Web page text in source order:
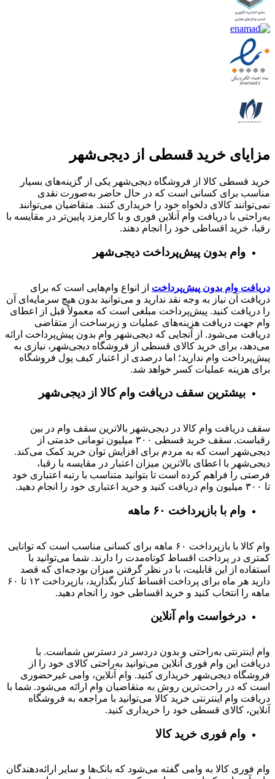
مزایای خرید قسطی از دیجی‌شهر
خرید قسطی کالا از فروشگاه دیجی‌شهر یکی از گزینه‌های بسیار
مناسب برای کسانی است که در حال حاضر به‌صورت نقدی
نمی‌توانند کالای دلخواه خود را خریداری کنند. متقاضیان می‌توانند
به‌راحتی با دریافت وام آنلاین فوری و با کارمزد پایین‌تر در مقایسه با
رقبا، خرید اقساطی خود را انجام دهند.
وام بدون پیش‌پرداخت‌ دیجی‌شهر
دریافت وام بدون پیش‌پرداخت از انواع وام‌هایی است که برای
دریافت آن نیاز به وجه نقد ندارید و می‌توانید بدون هیچ سرمایه‌ای آن
را دریافت کنید. پیش‌پرداخت مبلغی است که معمولاً قبل از اعطای
وام جهت دریافت هزینه‌های عملیات و زیرساخت از متقاضی
دریافت می‌شود. از آنجایی که دیجی‌شهر وام بدون پیش‌پرداخت ارائه
می‌دهد، برای خرید کالای قسطی از فروشگاه دیجی‌شهر، نیازی به
پیش‌پرداخت وام ندارید؛ اما درصدی از اعتبار کیف پول فروشگاه
برای هزینه عملیات کسر خواهد شد.
بیشترین سقف دریافت وام کالا از دیجی‌شهر
سقف دریافت وام کالا در دیجی‌شهر بالاترین سقف وام در بین
رقباست. سقف خرید قسطی ۳۰۰ میلیون تومانی خدمتی از
دیجی‌شهر است که به مردم برای افزایش توان خرید کمک می‌کند.
دیجی‌شهر با اعطای بالاترین میزان اعتبار در مقایسه با رقبا،
فرصتی را فراهم کرده است تا بتوانید متناسب با رتبه اعتباری خود
تا ۳۰۰ میلیون وام دریافت کنید و خرید اعتباری خود را انجام دهید.
وام با بازپرداخت ۶۰ ماهه
وام کالا با بازپرداخت ۶۰ ماهه برای کسانی مناسب است که توانایی
کمتری در پرداخت اقساط کوتاه‌مدت را دارند. شما می‌توانید با
استفاده از این قابلیت، با در نظر گرفتن میزان بودجه‌ای که قصد
دارید هر ماه برای پرداخت اقساط کنار بگذارید، بازپرداخت ۱۲ تا ۶۰
ماهه را انتخاب کنید و خرید اقساطی خود را انجام دهید.
درخواست وام آنلاین
وام اینترنتی به‌راحتی و بدون دردسر در دسترس شماست. با
دریافت این وام فوری آنلاین می‌توانید به‌راحتی کالای خود را از
فروشگاه دیجی‌شهر خریداری کنید. وام آنلاین، وامی غیرحضوری
است که در راحت‌ترین روش به متقاضیان وام ارائه می‌شود. شما با
دریافت وام اینترنتی خرید کالا می‌توانید با مراجعه به فروشگاه
آنلاین، کالای قسطی خود را خریداری کنید.
وام فوری خرید کالا
وام فوری کالا به وامی گفته می‌شود که بانک‌ها و سایر ارائه‌دهندگان